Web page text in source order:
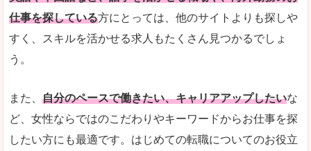
人気度 「エン転職」全体として、会員数がとても多い印
多少検索しづらいのですが、掲載情報はパッと目
仕事を探している方にとっては、他のサイトよりも探しや
すく、スキルを活かせる求人もたくさん見つかるでしょ
う。
また、 自分のペースで働きたい、キャリアアップしたいな
ど、女性ならではのこだわりやキーワードからお仕事を探
したい方にも最適です。はじめての転職についてのお役立